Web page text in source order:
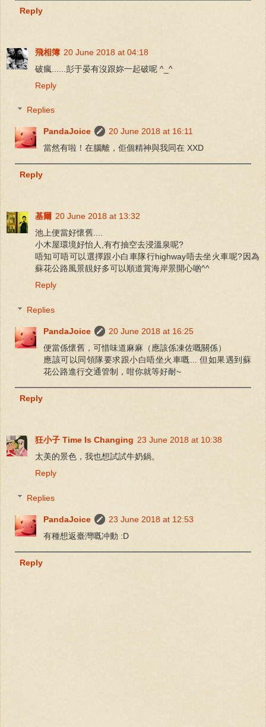
Reply
飛相簿 20 June 2018 at 04:18
破瘋......彭于晏有沒跟妳一起破呢 ^_^
Reply
Replies
PandaJoice
20 June 2018 at 16:11
當然有啦！在腦離，佢個精神與我同在 XXD
Reply
基爾 20 June 2018 at 13:32
池上便當好懷舊....
小木屋環境好怡人,有冇抽空去浸溫泉呢?
唔知可唔可以選擇跟小白車隊行highway唔去坐火車呢?因為
蘇花公路風景靚好多可以順道賞海岸景開心啲^^
Reply
Replies
PandaJoice
20 June 2018 at 16:25
便當係懷舊，可惜味道麻麻（應該係凍佐嘅關係）
應該可以同領隊要求跟小白唔坐火車嘅... 但如果遇到蘇
花公路進行交通管制，咁你就等好耐~
Reply
狂小子 Time Is Changing 23 June 2018 at 10:38
太美的景色，我也想試試牛奶鍋。
Reply
Replies
PandaJoice
23 June 2018 at 12:53
有種想返臺灣嘅冲動 :D
Reply